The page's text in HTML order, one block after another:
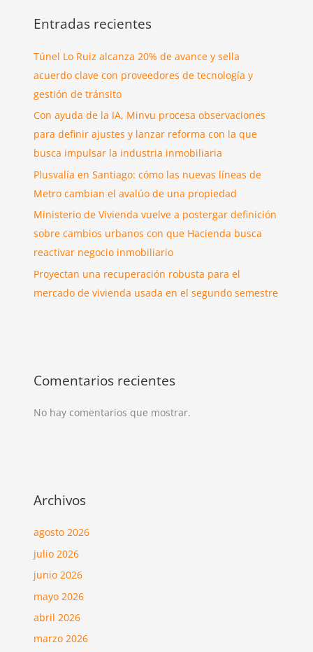
Entradas recientes
Túnel Lo Ruiz alcanza 20% de avance y sella
acuerdo clave con proveedores de tecnología y
gestión de tránsito
Con ayuda de la IA, Minvu procesa observaciones
para definir ajustes y lanzar reforma con la que
busca impulsar la industria inmobiliaria
Plusvalía en Santiago: cómo las nuevas líneas de
Metro cambian el avalúo de una propiedad
Ministerio de Vivienda vuelve a postergar definición
sobre cambios urbanos con que Hacienda busca
reactivar negocio inmobiliario
Proyectan una recuperación robusta para el
mercado de vivienda usada en el segundo semestre
Comentarios recientes
No hay comentarios que mostrar.
Archivos
agosto 2026
julio 2026
junio 2026
mayo 2026
abril 2026
marzo 2026